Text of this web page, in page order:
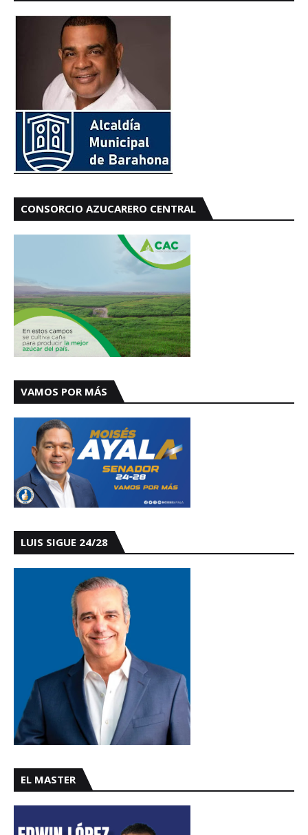
CONSORCIO AZUCARERO CENTRAL
VAMOS POR MÁS
LUIS SIGUE 24/28
EL MASTER